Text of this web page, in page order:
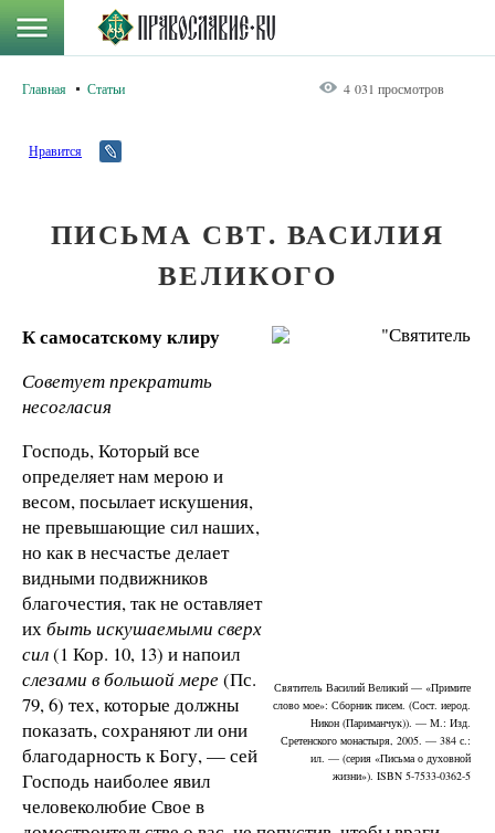
Главная Статьи 4 031 просмотров
Нравится
ПИСЬМА СВТ. ВАСИЛИЯ
ВЕЛИКОГО
Святитель Василий Великий — «Примите
слово мое»: Сборник писем. (Сост. иерод.
Никон (Париманчук)). — М.: Изд.
Сретенского монастыря, 2005. — 384 с.:
ил. — (серия «Письма о духовной
жизни»). ISBN 5-7533-0362-5
Ксамосатскомуклиру
Советует прекратить
несогласия
Господь, Который все
определяет нам мерою и
весом, посылает искушения,
не превышающие сил наших,
но как в несчастье делает
видными подвижников
благочестия, так не оставляет
их быть искушаемыми сверх
сил(1 Кор. 10, 13) и напоил
слезами в большой мере(Пс.
79, 6) тех, которые должны
показать, сохраняют ли они
благодарность к Богу, — сей
Господь наиболее явил
человеколюбие Свое в